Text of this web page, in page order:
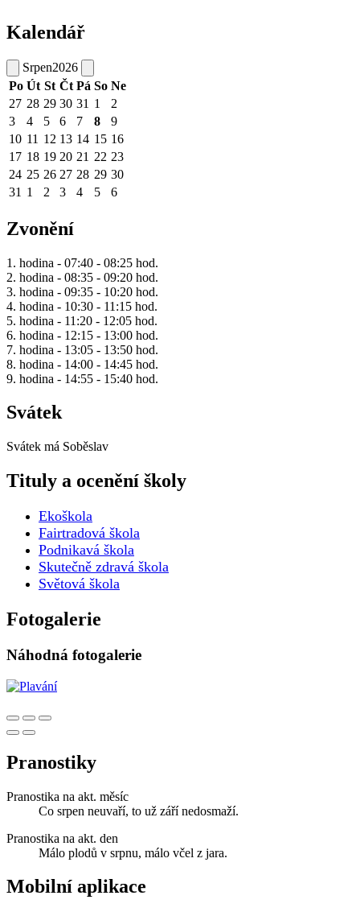
Kalendář
Srpen2026
Po Út St Čt Pá So Ne
27 28 29 30 31 1
2
3
4 5 6 7 8
9
10 11 12 13 14 15 16
17 18 19 20 21 22 23
24 25 26 27 28 29 30
31 1 2 3 4 5 6
Zvonění
1. hodina - 07:40 - 08:25 hod.
2. hodina - 08:35 - 09:20 hod.
3. hodina - 09:35 - 10:20 hod.
4. hodina - 10:30 - 11:15 hod.
5. hodina - 11:20 - 12:05 hod.
6. hodina - 12:15 - 13:00 hod.
7. hodina - 13:05 - 13:50 hod.
8. hodina - 14:00 - 14:45 hod.
9. hodina - 14:55 - 15:40 hod.
Svátek
Svátek má Soběslav
Tituly a ocenění školy
Ekoškola
Fairtradová škola
Podnikavá škola
Skutečně zdravá škola
Světová škola
Fotogalerie
Náhodná fotogalerie
Pranostiky
Pranostika na akt. měsíc
Co srpen neuvaří, to už září nedosmaží.
Pranostika na akt. den
Málo plodů v srpnu, málo včel z jara.
Mobilní aplikace